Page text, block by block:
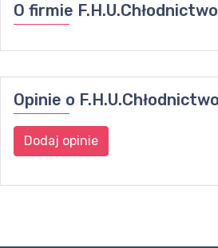
O firmie
Opinie o
Dodaj opinie